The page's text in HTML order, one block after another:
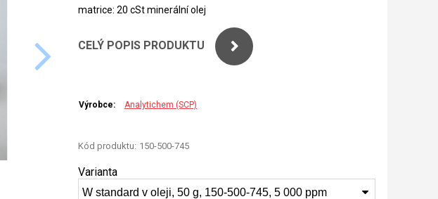
matrice: 20 cSt minerální olej
CELÝ POPIS PRODUKTU
Výrobce: Analytichem (SCP)
Kód produktu: 150-500-745
Varianta
W standard v oleji, 50 g, 150-500-745, 5 000 ppm